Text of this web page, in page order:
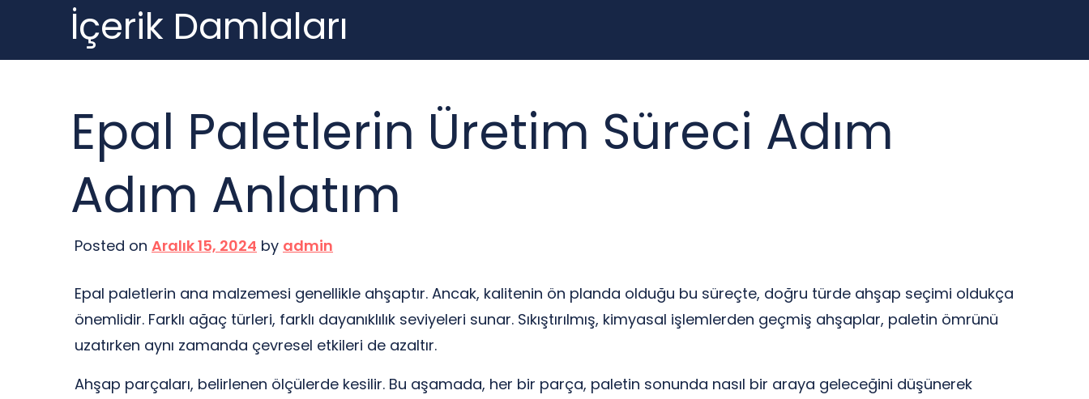
content
İçerik Damlaları
Epal Paletlerin Üretim Süreci Adım
Adım Anlatım
Posted on Aralık 15, 2024 by admin
Epal paletlerin ana malzemesi genellikle ahşaptır. Ancak, kalitenin ön planda olduğu bu süreçte, doğru türde ahşap seçimi oldukça
önemlidir. Farklı ağaç türleri, farklı dayanıklılık seviyeleri sunar. Sıkıştırılmış, kimyasal işlemlerden geçmiş ahşaplar, paletin ömrünü
uzatırken aynı zamanda çevresel etkileri de azaltır.
Ahşap parçaları, belirlenen ölçülerde kesilir. Bu aşamada, her bir parça, paletin sonunda nasıl bir araya geleceğini düşünerek